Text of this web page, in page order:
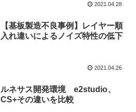
2021.04.28
【基板製造不良事例】レイヤー順
入れ違いによるノイズ特性の低下
2021.04.26
ルネサス開発環境 e2studio、
CS+その違いを比較